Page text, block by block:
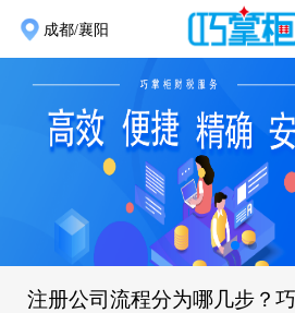
成都/襄阳
注册公司流程分为哪几步？